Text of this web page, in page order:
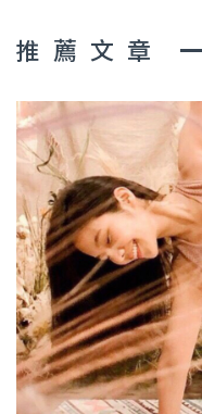
推薦文章